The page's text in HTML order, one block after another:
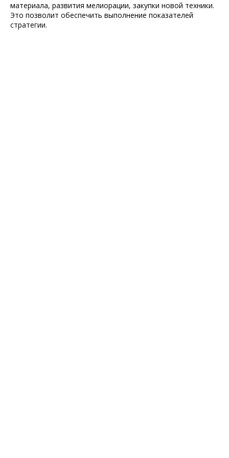
материала, развития мелиорации, закупки новой техники.
Это позволит обеспечить выполнение показателей
стратегии.